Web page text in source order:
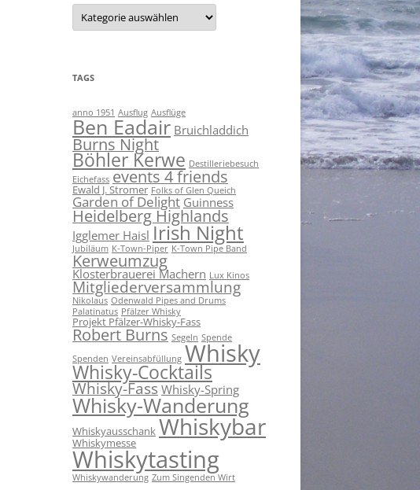
Filtern
der
Beiträge
TAGS
anno 1951 Ausflug Ausflüge
Ben Eadair Bruichladdich
Burns Night
Böhler Kerwe Destilleriebesuch
Eichefass events 4 friends
Ewald J. Stromer Folks of Glen Queich
Garden of Delight Guinness
Heidelberg Highlands
Igglemer Haisl Irish Night
Jubiläum K-Town-Piper K-Town Pipe Band
Kerweumzug
Klosterbrauerei Machern Lux Kinos
Mitgliederversammlung
Nikolaus Odenwald Pipes and Drums
Palatinatus Pfälzer Whisky
Projekt Pfälzer-Whisky-Fass
Robert Burns Segeln Spende
Spenden Vereinsabfüllung Whisky
Whisky-Cocktails
Whisky-FassWhisky-Spring
Whisky-Wanderung
Whiskyausschank Whiskybar
Whiskymesse
Whiskytasting
Whiskywanderung Zum Singenden Wirt